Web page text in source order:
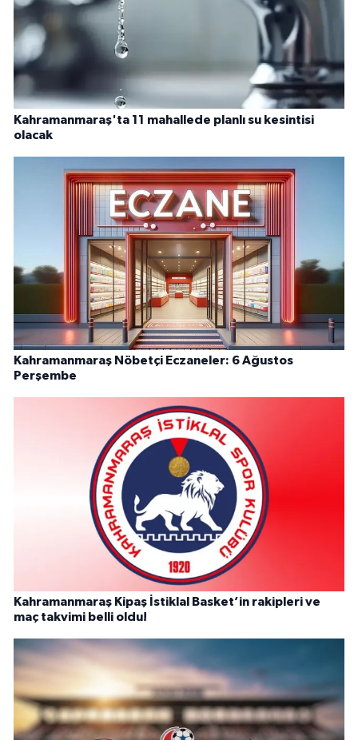
Kahramanmaraş'ta 11 mahallede planlı su kesintisi
olacak
Kahramanmaraş Nöbetçi Eczaneler: 6 Ağustos
Perşembe
Kahramanmaraş Kipaş İstiklal Basket’in rakipleri ve
maç takvimi belli oldu!